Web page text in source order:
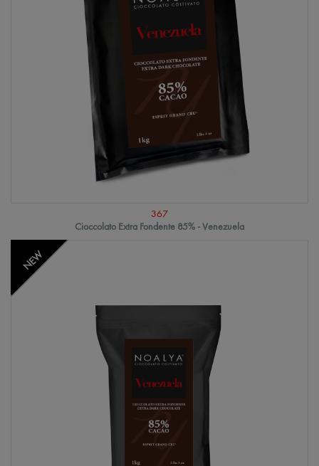
367
Cioccolato Extra Fondente 85% - Venezuela
NEW